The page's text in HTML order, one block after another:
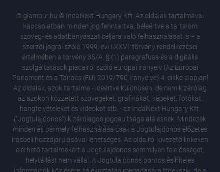
© glamour.hu © IndaNext Hungary Kft. Az oldalak tartalmával
kapcsolatban minden jog fenntartva, beleértve a tartalom
szöveg- és adatbányászat céljára való felhasználását is – a
szerzői jogról szóló 1999. évi LXXVI. törvény rendelkezései
értelmében a törvény 35/A. § (1) paragrafusa és a digitális
szolgáltatások piacairól szóló európai irányelv (Az Európai
Parlament és a Tanács (EU) 2019/790 Irányelve) 4. cikke alapján!
Az oldalak, azok tartalma - ideértve különösen, de nem kizárólag
az azokon közzétett szövegeket, grafikákat, képeket, fotókat,
hangfelvételeket és videókat stb. - az IndaNext Hungary Kft.
("Jogtulajdonos") kizárólagos jogosultsága alá esnek. Mindezek
minden és bármely felhasználása csak a Jogtulajdonos előzetes
írásbeli hozzájárulásával lehetséges. Az oldalról kivezető linkeken
elérhető tartalmakért a Jogtulajdonos semmilyen felelősséget,
helytállást nem vállal. A Jogtulajdonos pontos és hiteles